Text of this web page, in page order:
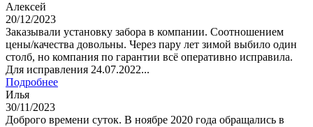
Алексей
20/12/2023
Заказывали установку забора в компании. Соотношением
цены/качества довольны. Через пару лет зимой выбило один
столб, но компания по гарантии всё оперативно исправила.
Для исправления 24.07.2022...
Подробнее
Илья
30/11/2023
Доброго времени суток. В ноябре 2020 года обращались в